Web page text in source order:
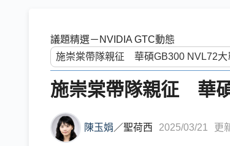
議題精選－NVIDIA GTC動態
施崇棠帶隊親征 華
陳玉娟 ／聖荷西 2025/03/21 更